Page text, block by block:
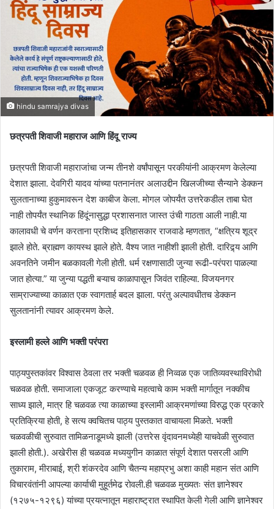
hindu samrajya divas
छत्रपती शिवाजी महाराज आणि हिंदू राज्य
छत्रपती शिवाजी महाराजांचा जन्म तीनशे वर्षांपासून परकीयांनी आक्रमण केलेल्या
देशात झाला. देवगिरी यादव यांच्या पतनानंतर अलाउद्दीन खिलजीच्या सैन्याने डेक्कन
सुलतानाच्या हुकुमावरून देश काबीज केला. मोगल जोपर्यंत उत्तरेकडील ताबा घेत
नाही तोपर्यंत स्थानिक हिंदूंनासुद्धा प्रशासनात जास्त उंची गाठता आली नाही.या
कालावधी चे वर्णन करताना प्रशिध्द इतिहासकार राजवाडे म्हणतात, “क्षत्रिय शूद्र
झाले होते. ब्राह्मण कायस्थ झाले होते. वैश्य जात नाहीशी झाली होती. दारिद्र्य आणि
अवनतिने जमीन बळकावली गेली होती. धर्म रक्षणासाठी जुन्या रूढी-परंपरा पाळल्या
जात होत्या.” या जुन्या पद्धती बऱ्याच काळापासून जिवंत राहिल्या. विजयनगर
साम्राज्याच्या काळात एक स्वागतार्ह बदल झाला. परंतु अल्पावधीतच डेक्कन
सुलतानांनी त्यावर आक्रमण केले.
इस्लामी हल्ले आणि भक्ती परंपरा
पाठ्यपुस्तकांवर विश्वास ठेवला तर भक्ती चळवळ ही निव्वळ एक जातिव्यवस्थाविरोधी
चळवळ होती. समाजाला एकजूट करण्याचे महत्वाचे काम भक्ती मार्गातून नक्कीच
साध्य झाले, मात्र हि चळवळ त्या काळाच्या इस्लामी आक्रमणांच्या विरुद्ध एक प्रकारे
प्रतिक्रिया होती, हे सत्य क्वचितच पाठ्य पुस्तकात वाचायला मिळते. भक्ती
चळवळीची सुरुवात तामिळनाडूमध्ये झाली (उत्तरेस वृंदावनमध्येही याचवेळी सुरुवात
झाली होती.). अखेरीस ही चळवळ मध्ययुगीन काळात संपूर्ण देशात पसरली आणि
तुकाराम, मीराबाई, श्री शंकरदेव आणि चैतन्य महाप्रभु अशा काही महान संत आणि
विचारवंतांनी आपल्या कार्याची मुहूर्तमेढ रोवली.ही चळवळ मुख्यतः संत ज्ञानेश्वर
(१२७५-१२९६) यांच्या प्रयत्नातून महाराष्ट्रात स्थापित केली गेली आणि ज्ञानेश्वर